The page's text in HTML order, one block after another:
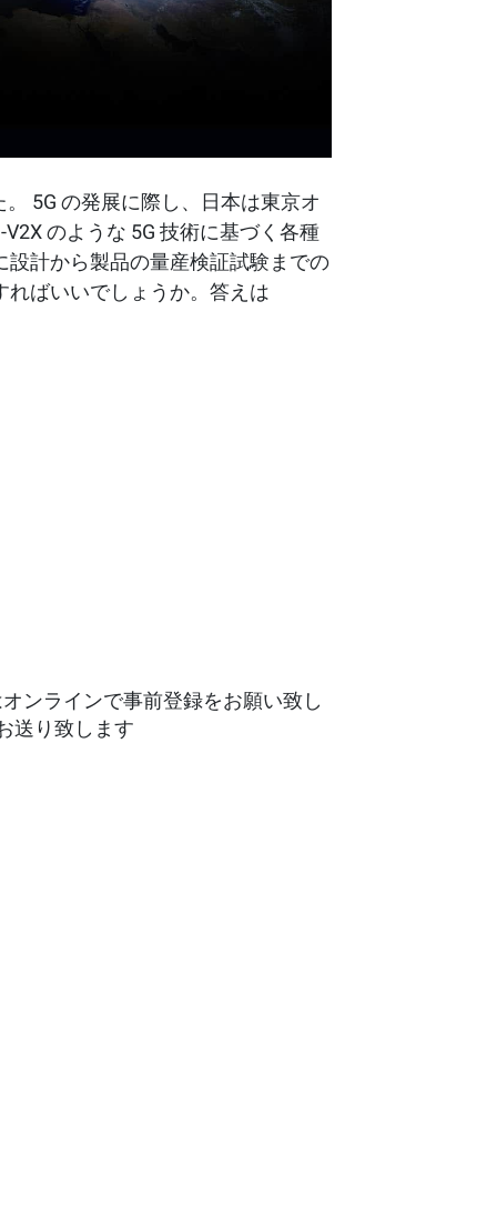
5G の発展に際し、日本は東京オ
のような 5G 技術に基づく各種
計から製品の量産検証試験までの
ばいいでしょうか。答えは
ンラインで事前登録をお願い致し
送り致します